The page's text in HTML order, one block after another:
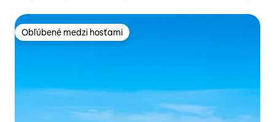
Obľúbené medzi hosťami
Obľúbené medzi hosťami